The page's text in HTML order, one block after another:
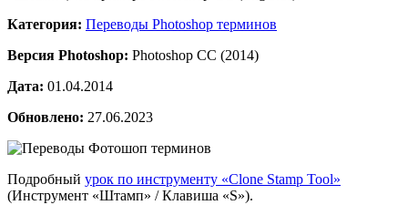
Категория: Переводы Photoshop терминов
Версия Photoshop: Photoshop CC (2014)
Дата: 01.04.2014
Обновлено: 27.06.2023
Подробный урок по инструменту «Clone Stamp Tool»
(Инструмент «Штамп» / Клавиша «S»).